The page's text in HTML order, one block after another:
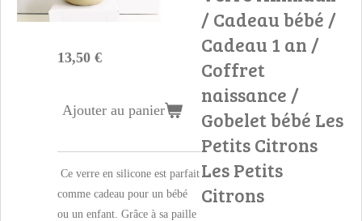
/ Cadeau bébé /
Cadeau 1 an /
Coffret
naissance /
Gobelet bébé Les
Petits Citrons
Les Petits
Citrons
13,50 €
Ajouter au panier
Ce verre en silicone est parfait
comme cadeau pour un bébé
ou un enfant. Grâce à sa paille